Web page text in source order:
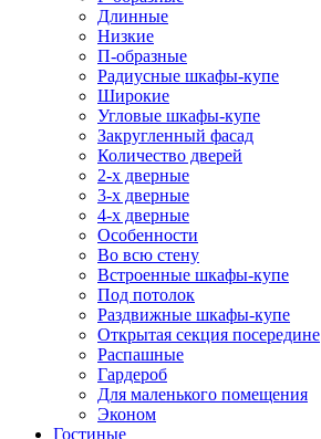
Длинные
Низкие
П-образные
Радиусные шкафы-купе
Широкие
Угловые шкафы-купе
Закругленный фасад
Количество дверей
2-х дверные
3-х дверные
4-х дверные
Особенности
Во всю стену
Встроенные шкафы-купе
Под потолок
Раздвижные шкафы-купе
Открытая секция посередине
Распашные
Гардероб
Для маленького помещения
Эконом
Гостиные